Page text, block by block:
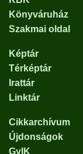
Könyváruház
Szakmai oldal
Képtár
Térképtár
Irattár
Linktár
Cikkarchívum
Újdonságok
GyIK